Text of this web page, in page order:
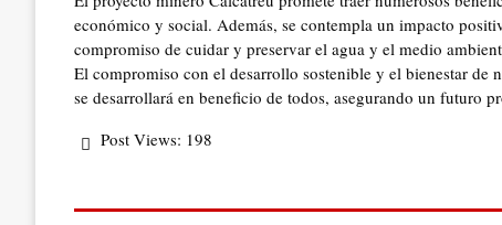
económico y social. Además, se contempla un impacto
compromiso de cuidar y preservar el agua y el medio
El compromiso con el desarrollo sostenible y el bienestar de
se desarrollará en beneficio de todos, asegurando un futuro
Post Views: 198